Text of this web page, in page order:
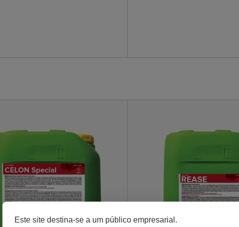
Este site destina-se a um público empresarial.